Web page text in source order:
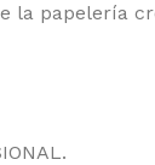
la papelería